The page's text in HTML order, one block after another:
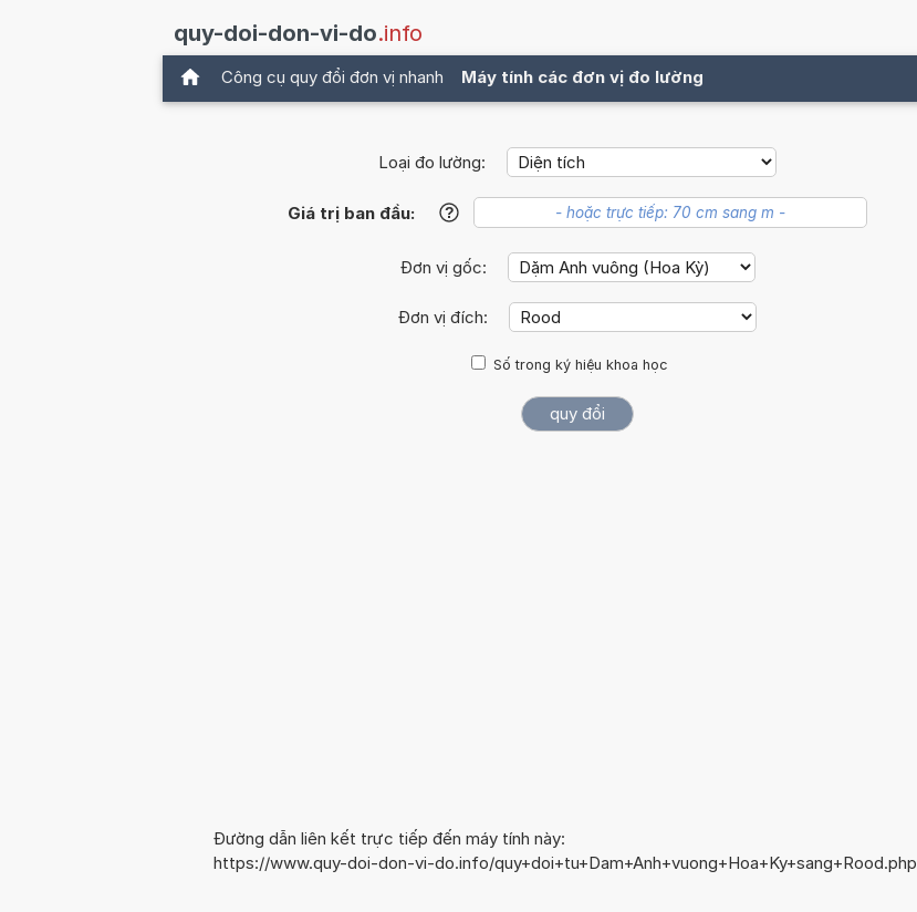
quy-doi-don-vi-do.info
Công cụ quy đổi đơn vị nhanh Máy tính các đơn vị đo lường
Loại đo lường:
Giá trị ban đầu: ?
Đơn vị gốc:
Đơn vị đích:
Số trong ký hiệu khoa học
Đường dẫn liên kết trực tiếp đến máy tính này:
https://www.quy-doi-don-vi-do.info/quy+doi+tu+Dam+Anh+vuong+Hoa+Ky+sang+Rood.php